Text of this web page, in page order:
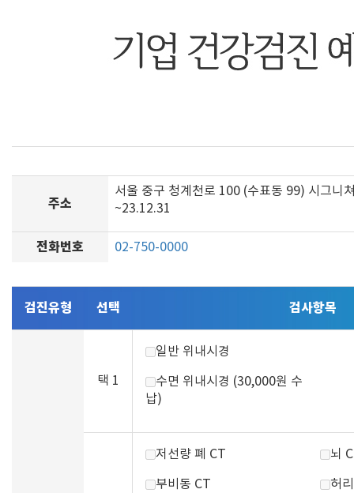
주소
서울 중구 청계천로 100 (수표동 99) 시그니
~23.12.31
전화번호 02-750-0000
검진유형 선택 검사항목
택 1
일반 위내시경
수면 위내시경 (30,000원 수
납)
저선량 폐 CT 뇌
부비동 CT 허